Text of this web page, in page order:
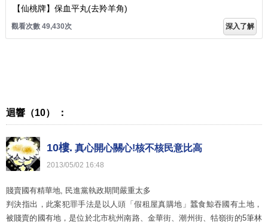
【仙桃牌】保血平丸(去羚羊角)
觀看次數 49,430次 深入了解
迴響（10） ：
10樓. 真心開心關心!核不核民意比高
2013/05/02 16:48
賤賣國有精華地, 民進黨執政期間嚴重太多
判決指出，此案犯罪手法是以人頭「假租屋真購地」蠶食鯨吞國有土地，
被賤賣的國有地，是位於北市杭州南路、金華街、潮州街、牯嶺街的5筆林